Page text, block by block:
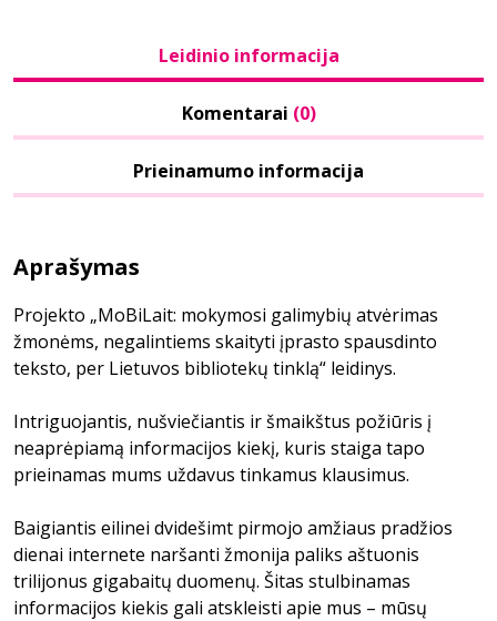
Leidinio informacija
Komentarai (0)
Prieinamumo informacija
Aprašymas
Projekto „MoBiLait: mokymosi galimybių atvėrimas
žmonėms, negalintiems skaityti įprasto spausdinto
teksto, per Lietuvos bibliotekų tinklą“ leidinys.
Intriguojantis, nušviečiantis ir šmaikštus požiūris į
neaprėpiamą informacijos kiekį, kuris staiga tapo
prieinamas mums uždavus tinkamus klausimus.
Baigiantis eilinei dvidešimt pirmojo amžiaus pradžios
dienai internete naršanti žmonija paliks aštuonis
trilijonus gigabaitų duomenų. Šitas stulbinamas
informacijos kiekis gali atskleisti apie mus – mūsų